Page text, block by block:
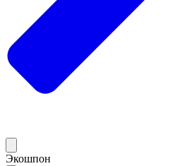
Экошпон